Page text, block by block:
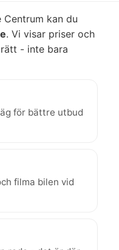
Centrum kan du
. Vi visar priser och
- inte bara
för bättre utbud
filma bilen vid